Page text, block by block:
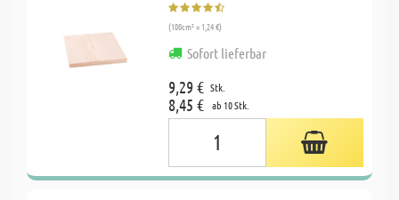
(100cm² = 1,24 €)
Sofort lieferbar
9,29 € Stk.
8,45 € ab 10 Stk.